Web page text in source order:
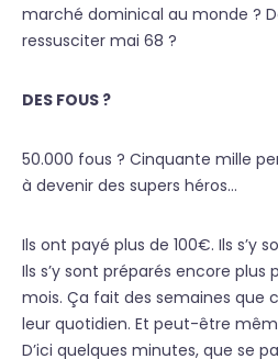
marché dominical au monde ?
ressusciter mai 68 ?
DES FOUS ?
50.000 fous ? Cinquante mille
à devenir des supers héros…
Ils ont payé plus de 100€. Ils s’y
Ils s’y sont préparés encore plus
mois. Ça fait des semaines que
leur quotidien. Et peut-être
D’ici quelques minutes, que se